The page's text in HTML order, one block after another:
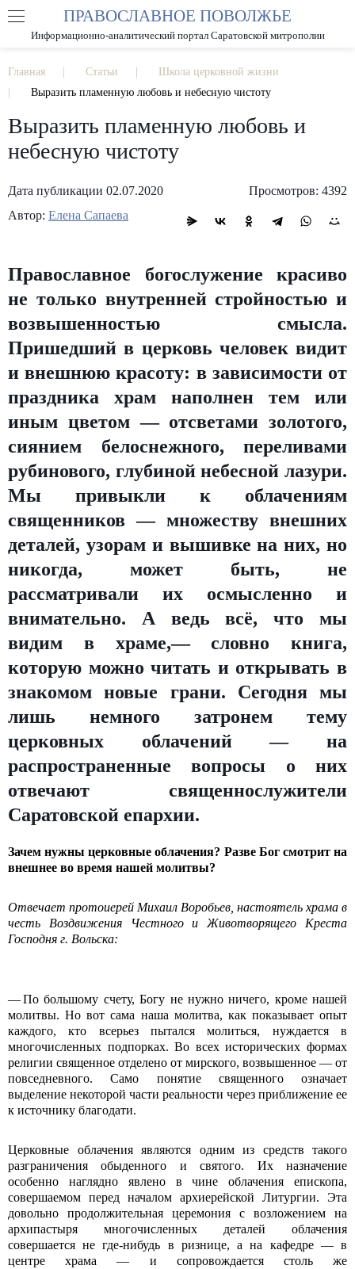
РАЗМЕР ШРИФТА А А
ПРАВОСЛАВНОЕ ПОВОЛЖЬЕ
Информационно-аналитический портал Саратовской митрополии
Главная Статьи
Школа церковной жизни
Выразить пламенную любовь и небесную чистоту
Выразить пламенную любовь и
небесную чистоту
Дата публикации 02.07.2020
Просмотров: 4392
Автор: Елена Сапаева
Православное богослужение красиво
не только внутренней стройностью и
возвышенностью смысла.
Пришедший в церковь человек видит
и внешнюю красоту: в зависимости от
праздника храм наполнен тем или
иным цветом — отсветами золотого,
сиянием белоснежного, переливами
рубинового, глубиной небесной лазури.
Мы привыкли к облачениям
священников — множеству внешних
деталей, узорам и вышивке на них, но
никогда, может быть, не
рассматривали их осмысленно и
внимательно. А ведь всё, что мы
видим в храме,— словно книга,
которую можно читать и открывать в
знакомом новые грани. Сегодня мы
лишь немного затронем тему
церковных облачений — на
распространенные вопросы о них
отвечают священнослужители
Саратовской епархии.
Зачем нужны церковные облачения? Разве Бог смотрит на
внешнее во время нашей молитвы?
Отвечает протоиерей Михаил Воробьев, настоятель храма в
честь Воздвижения Честного и Животворящего Креста
Господня г. Вольска:
— По большому счету, Богу не нужно ничего, кроме нашей
молитвы. Но вот сама наша молитва, как показывает опыт
каждого, кто всерьез пытался молиться, нуждается в
многочисленных подпорках. Во всех исторических формах
религии священное отделено от мирского, возвышенное — от
повсе­дневного. Само понятие священного означает
выделение некоторой части реальности через приближение ее
к источнику благодати.
Церковные облачения являются одним из средств такого
разграничения обыденного и святого. Их назначение
особенно наглядно явлено в чине облачения епископа,
совершаемом перед началом архиерейской Литургии. Эта
довольно продолжительная церемония с возложением на
архипастыря многочисленных деталей облачения
совершается не где-нибудь в ризнице, а на кафедре — в
центре храма — и сопровождается столь же